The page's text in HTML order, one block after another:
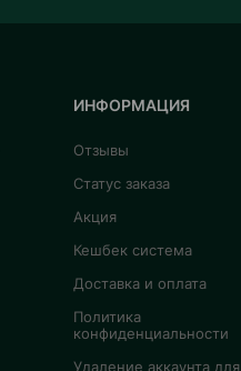
ИНФОРМАЦИЯ
Отзывы
Статус заказа
Акция
Кешбек система
Доставка и оплата
Политика
конфиденциальности
Удаление аккаунта для